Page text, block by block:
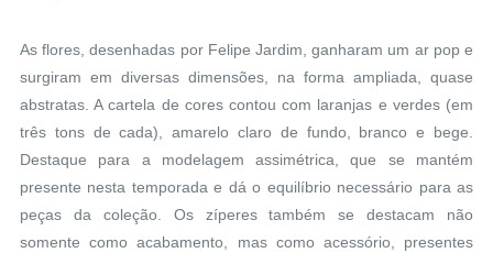
As flores, desenhadas por Felipe Jardim, ganharam um ar pop e
surgiram em diversas dimensões, na forma ampliada, quase
abstratas. A cartela de cores contou com laranjas e verdes (em
três tons de cada), amarelo claro de fundo, branco e bege.
Destaque para a modelagem assimétrica, que se mantém
presente nesta temporada e dá o equilíbrio necessário para as
peças da coleção. Os zíperes também se destacam não
somente como acabamento, mas como acessório, presentes